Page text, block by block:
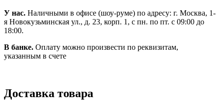
У нас. Наличными в офисе (шоу-руме) по адресу: г. Москва, 1-
я Новокузьминская ул., д. 23, корп. 1, с пн. по пт. с 09:00 до
18:00.
В банке. Оплату можно произвести по реквизитам,
указанным в счете
Доставка товара